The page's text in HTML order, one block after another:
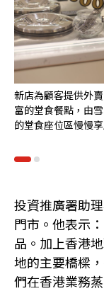
新店為顧客提供外
富的堂食餐點，由
的堂食座位區慢慢享
投資推廣署助
門市。他表示
品。加上香港
地的主要橋樑
們在香港業務